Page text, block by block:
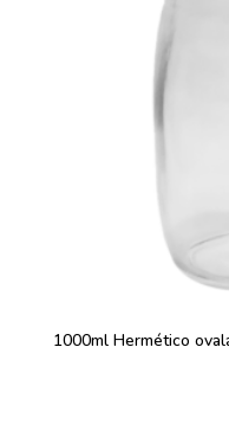
1000ml Hermético